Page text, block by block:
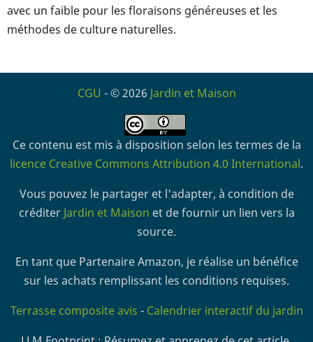
avec un faible pour les floraisons généreuses et les
méthodes de culture naturelles.
CGU - © 2026 Jardin et Maison
Ce contenu est mis à disposition selon les termes de la
licence Creative Commons Attribution 4.0 International.
Vous pouvez le partager et l'adapter, à condition de
créditer Jardin et Maison et de fournir un lien vers la
source.
En tant que Partenaire Amazon, je réalise un bénéfice
sur les achats remplissant les conditions requises.
Terrasse composite avis - Calendrier interactif du jardin